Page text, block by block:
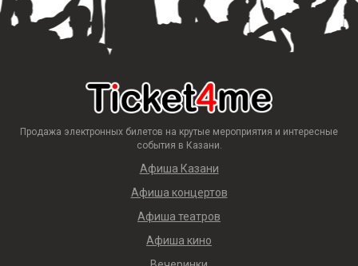
Продажа электронных билетов на крутые мероприятия и интересные
события в Казани.
Афиша Казани
Афиша концертов
Афиша театров
Афиша кино